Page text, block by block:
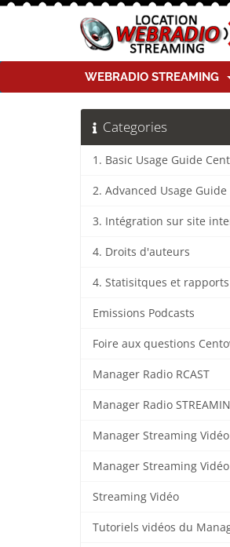
WEBRADIO STREAMING
Categories
4. Droits d'auteurs
Emissions Podcasts
Manager Radio RCAST
Streaming Vidéo